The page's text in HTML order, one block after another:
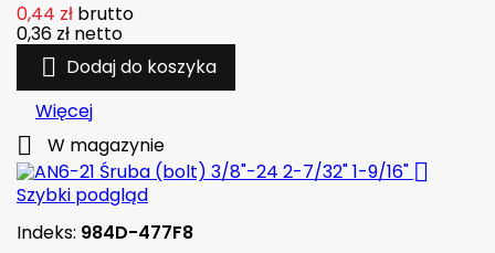
0,44 zł brutto
0,36 zł netto
 Dodaj do koszyka
Więcej
 W magazynie

Szybki podgląd
Indeks: 984D-477F8